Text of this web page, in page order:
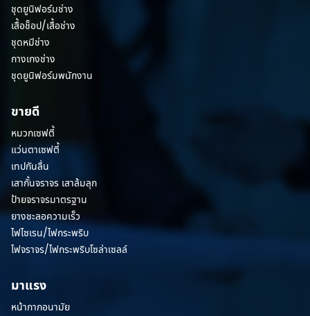
ชุดยูนิฟอร์มช่าง
เสื้อช็อป/เสื้อช่าง
ชุดหมีช่าง
กางเกงช่าง
ชุดยูนิฟอร์มพนักงาน
ขายดี
หมวกเซฟตี้
แว่นตาเซฟตี้
เทปกันลื่น
เสากั้นจราจร เสาล้มลุก
ป้ายจราจรมาตรฐาน
ยางชะลอความเร็ว
ไฟไซเรน/ไฟกระพริบ
ไฟจราจร/ไฟกระพริบโซล่าเซลล์
มาแรง
หน้ากากอนามัย